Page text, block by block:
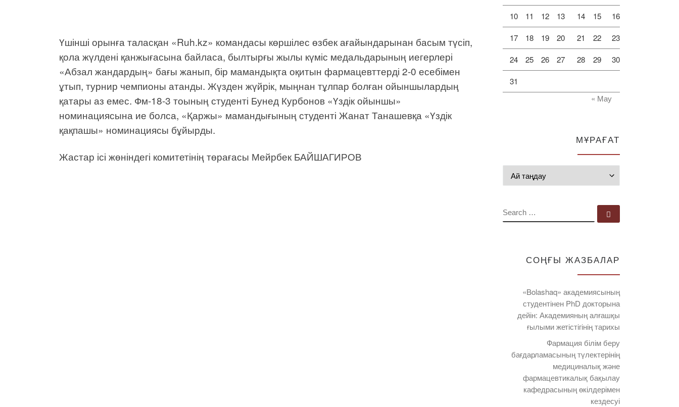
Үшінші орынға таласқан «Ruh.kz» командасы көршілес өзбек ағайындарынан басым түсіп,
қола жүлдені қанжығасына байласа, былтырғы жылы күміс медальдарының иегерлері
«Абзал жандардың» бағы жанып, бір мамандықта оқитын фармацевттерді 2-0 есебімен
ұтып, турнир чемпионы атанды. Жүзден жүйрік, мыңнан тұлпар болған ойыншылардың
қатары аз емес. Фм-18-3 тоының студенті Бунед Курбонов «Үздік ойыншы»
номинациясына ие болса, «Қаржы» мамандығының студенті Жанат Танашевқа «Үздік
қақпашы» номинациясы бұйырды.
Жастар ісі жөніндегі комитетінің төрағасы Мейрбек БАЙШАГИРОВ
10 11 12 13 14 15 16
17 18 19 20 21 22 23
24 25 26 27 28 29 30
31
« Мау
МҰРАҒАТ
SEARCH
СОҢҒЫ ЖАЗБАЛАР
«Bolashaq» академиясының
студентінен PhD докторына
дейін: Академияның алғашқы
ғылыми жетістігінің тарихы
Фармация білім беру
бағдарламасының түлектерінің
медициналық және
фармацевтикалық бақылау
кафедрасының өкілдерімен
кездесуі